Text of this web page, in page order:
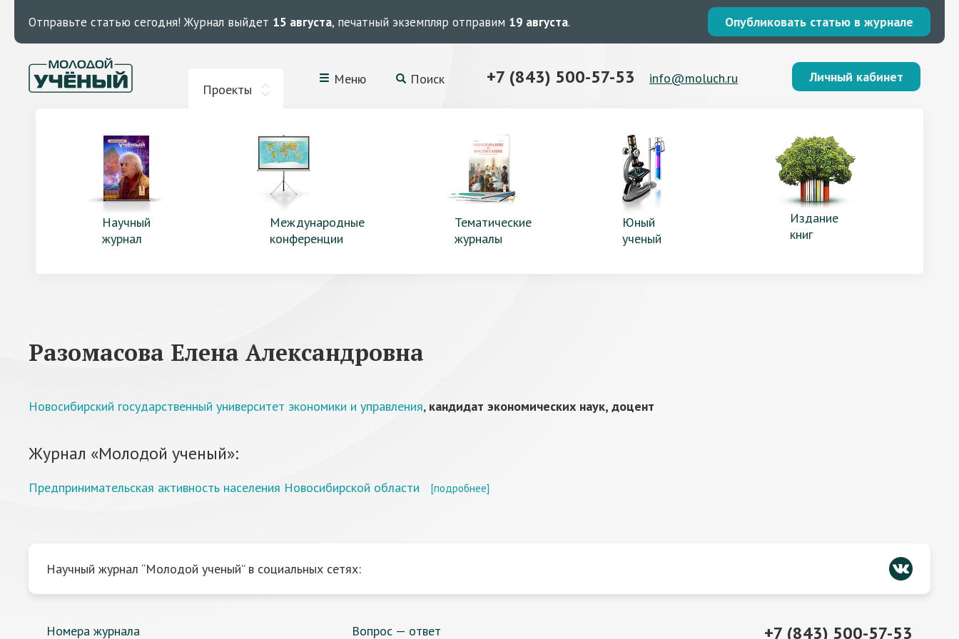
Отправьте статью сегодня! Журнал выйдет 15 августа, печатный экземпляр отправим 19 августа. Опубликовать статью в журнале
Проекты
Меню Поиск +7 (843) 500-57-53 info@moluch.ru Личный кабинет
Научный
журнал
Международные
конференции
Тематические
журналы
Юный
ученый
Издание
книг
Разомасова Елена Александровна
Новосибирский государственный университет экономики и управления, кандидат экономических наук, доцент
Журнал «Молодой ученый»:
Предпринимательская активность населения Новосибирской области [подробнее]
Научный журнал “Молодой ученый” в социальных сетях:
Номера журнала Вопрос — ответ +7 (843) 500-57-53